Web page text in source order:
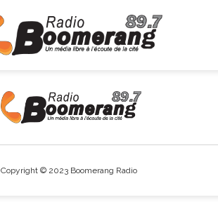
Copyright © 2023 Boomerang Radio